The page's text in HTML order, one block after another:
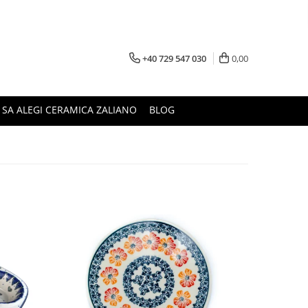
+40 729 547 030 0,00
SA ALEGI CERAMICA ZALIANO BLOG